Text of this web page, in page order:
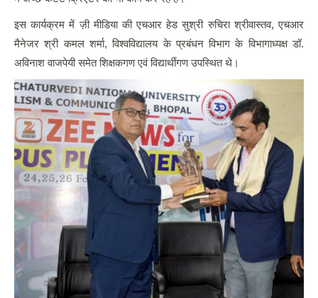
इस कार्यक्रम में ज़ी मीडिया की एचआर हेड सुश्री रुचिरा श्रीवास्तव, एचआर
मैनेजर श्री कमल शर्मा, विश्वविद्यालय के प्रबंधन विभाग के विभागाध्यक्ष डॉ.
अविनाश वाजपेयी समेत शिक्षकगण एवं विद्यार्थीगण उपस्थित थे।